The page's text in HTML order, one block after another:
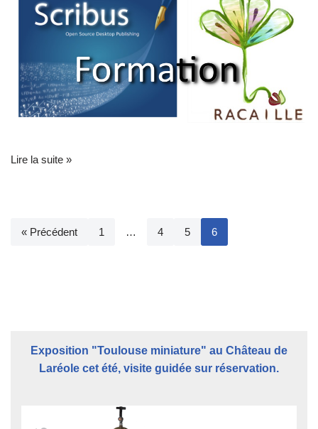
Lire la suite »
« Précédent 1 … 4 5 6
Exposition "Toulouse miniature" au Château de
Laréole cet été, visite guidée sur réservation.